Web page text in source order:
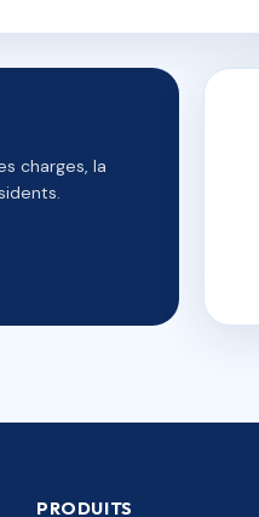
charges, la
PRODUITS